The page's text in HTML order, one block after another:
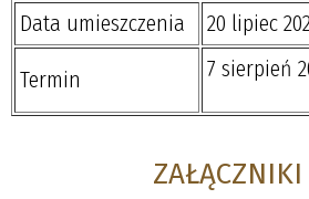
Data umieszczenia
20 lipiec
Termin 7 sierpień